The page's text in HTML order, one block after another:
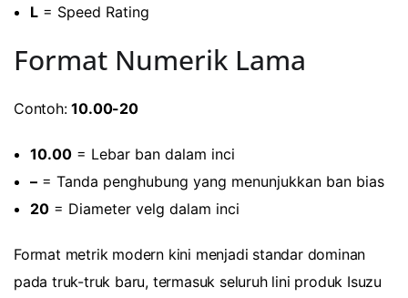
L = Speed Rating
Format Numerik Lama
Contoh:10.00-20
10.00 = Lebar ban dalam inci
– = Tanda penghubung yang menunjukkan ban bias
20 = Diameter velg dalam inci
Format metrik modern kini menjadi standar dominan
pada truk-truk baru, termasuk seluruh lini produk Isuzu